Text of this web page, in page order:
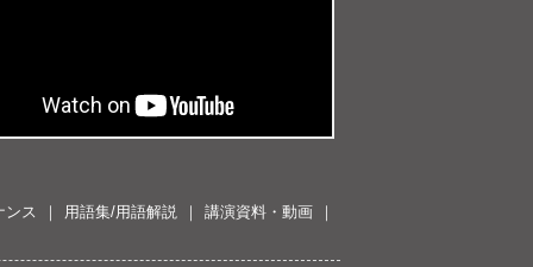
ンス 用語集/用語解説 講演資料・動画